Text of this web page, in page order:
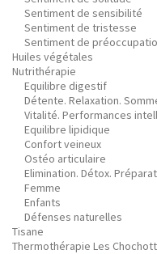
Sentiment de sensibilité
Sentiment de tristesse
Sentiment de
Huiles végétales
Nutrithérapie
Equilibre digestif
Détente. Relaxation.
Vitalité. Performances
Equilibre lipidique
Confort veineux
Ostéo articulaire
Elimination. Détox.
Femme
Enfants
Défenses naturelles
Tisane
Thermothérapie Les